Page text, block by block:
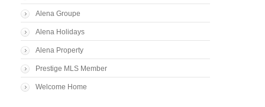
Alena Groupe
Alena Holidays
Alena Property
Prestige MLS Member
Welcome Home